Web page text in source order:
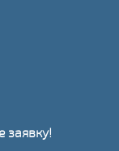
заявку!